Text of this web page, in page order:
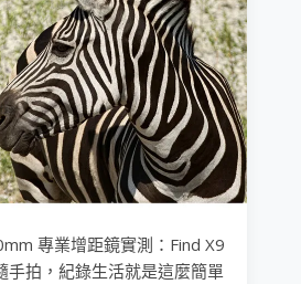
專業增距鏡實測：Find X9
手拍，紀錄生活就是這麼簡單